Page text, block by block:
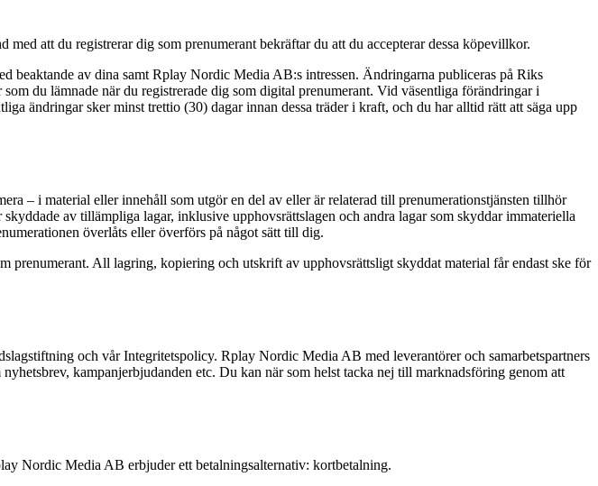
att du registrerar dig som prenumerant bekräftar du att du accepterar dessa köpevillkor.
beaktande av dina samt Rplay Nordic Media AB:s intressen. Ändringarna publiceras på Riks
du lämnade när du registrerade dig som digital prenumerant. Vid väsentliga förändringar i
ändringar sker minst trettio (30) dagar innan dessa träder i kraft, och du har alltid rätt att säga upp
– i material eller innehåll som utgör en del av eller är relaterad till prenumerationstjänsten tillhör
av tillämpliga lagar, inklusive upphovsrättslagen och andra lagar som skyddar immateriella
överlåts eller överförs på något sätt till dig.
prenumerant. All lagring, kopiering och utskrift av upphovsrättsligt skyddat material får endast ske för
och vår Integritetspolicy. Rplay Nordic Media AB med leverantörer och samarbetspartners
kampanjerbjudanden etc. Du kan när som helst tacka nej till marknadsföring genom att
Nordic Media AB erbjuder ett betalningsalternativ: kortbetalning.